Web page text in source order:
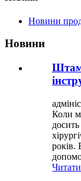
Новини
Новини
Коли
Читати